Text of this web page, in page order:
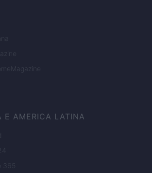
E AMERICA LATINA
365